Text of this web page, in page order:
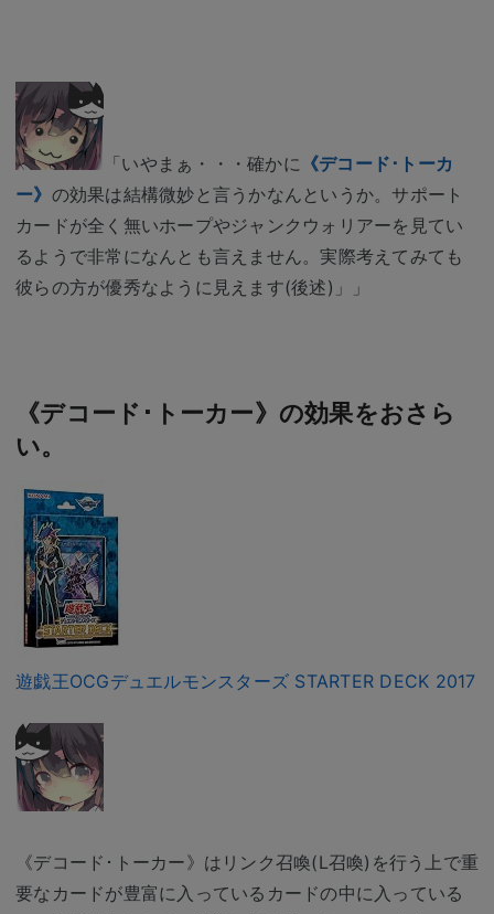
「いやまぁ・・・確かに 《デコード･トーカ
ー》 の効果は結構微妙と言うかなんというか。サポート
カードが全く無いホープやジャンクウォリアーを見てい
るようで非常になんとも言えません。実際考えてみても
彼らの方が優秀なように見えます(後述)」」
《デコード･トーカー》の効果をおさら
い。
遊戯王OCGデュエルモンスターズ STARTER DECK 2017
《デコード･トーカー》はリンク召喚(L召喚)を行う上で重
要なカードが豊富に入っているカードの中に入っている